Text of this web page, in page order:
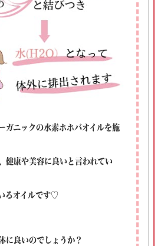
ガニックの水素ホホバオイルを施
健康や美容に良いと言われてい
るオイルです♡
に良いのでしょうか？